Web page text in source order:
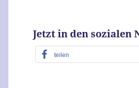
Jetzt in den sozialen
teilen